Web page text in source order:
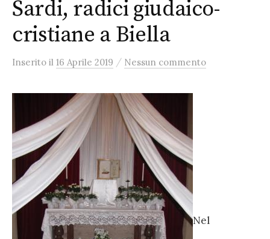
Sardi, radici giudaico-
cristiane a Biella
Inserito il 16 Aprile 2019 / Nessun commento
Nel